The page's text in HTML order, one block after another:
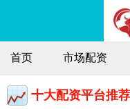
首页 市场配资
十大配资平台推荐